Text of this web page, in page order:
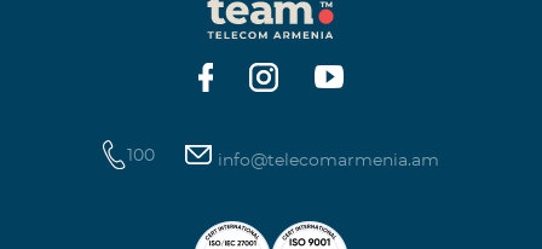
100 info@telecomarmenia.am